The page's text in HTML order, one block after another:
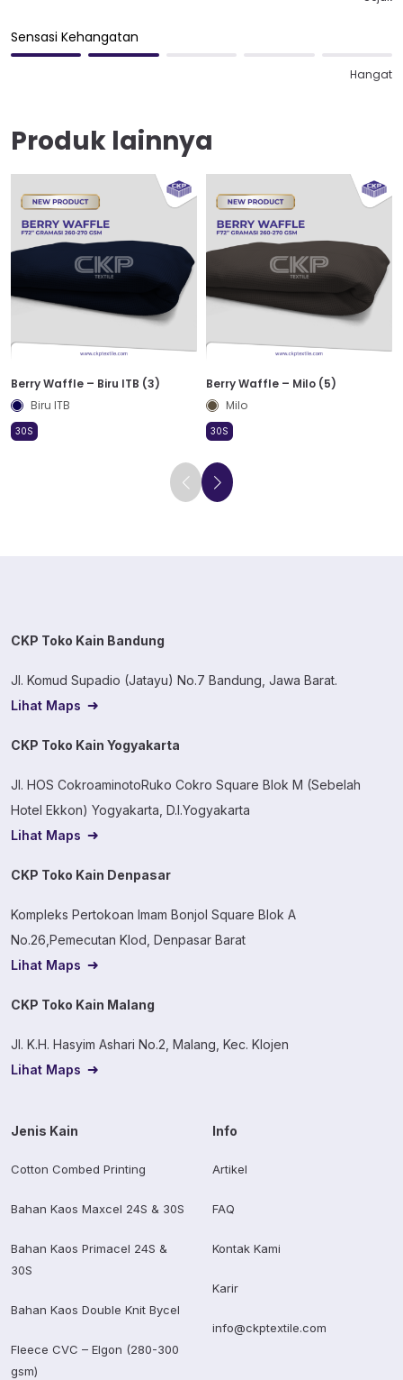
Sensasi Kehangatan
Hangat
Produk lainnya
Berry Waffle – Biru ITB (3)
Biru ITB
30S
Berry Waffle – Milo (5)
Milo
30S
CKP Toko Kain Bandung
Jl. Komud Supadio (Jatayu) No.7 Bandung, Jawa Barat.
Lihat Maps
CKP Toko Kain Yogyakarta
Jl. HOS CokroaminotoRuko Cokro Square Blok M (Sebelah
Hotel Ekkon) Yogyakarta, D.I.Yogyakarta
Lihat Maps
CKP Toko Kain Denpasar
Kompleks Pertokoan Imam Bonjol Square Blok A
No.26,Pemecutan Klod, Denpasar Barat
Lihat Maps
CKP Toko Kain Malang
Jl. K.H. Hasyim Ashari No.2, Malang, Kec. Klojen
Lihat Maps
Jenis Kain
Cotton Combed Printing
Bahan Kaos Maxcel 24S & 30S
Bahan Kaos Primacel 24S &
30S
Bahan Kaos Double Knit Bycel
Fleece CVC – Elgon (280-300
gsm)
Info
Artikel
FAQ
Kontak Kami
Karir
info@ckptextile.com